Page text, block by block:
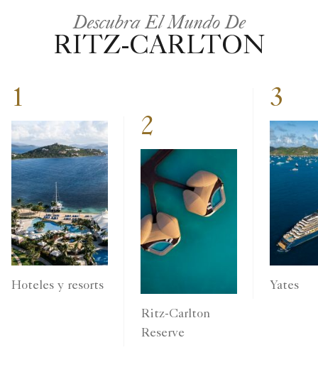
Descubra El Mundo De
RITZ-CARLTON
1
Hoteles y resorts
2
Ritz-Carlton
Reserve
3
Yates